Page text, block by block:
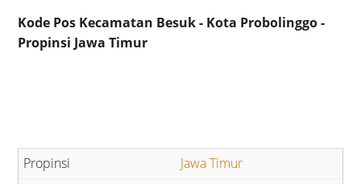
Kode Pos Kecamatan Besuk - Kota Probolinggo -
Propinsi Jawa Timur
Jawa Timur